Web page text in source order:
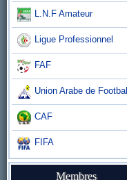
L.N.F Amateur
Ligue Professionnel
FAF
Union Arabe de Football
CAF
FIFA
Membres